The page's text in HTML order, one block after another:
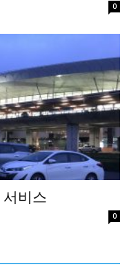
0
비스
0